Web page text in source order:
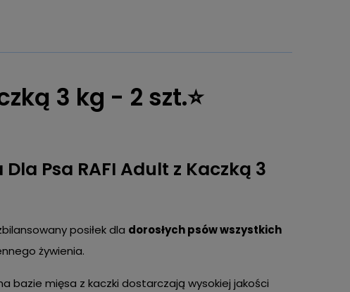
3 kg - 2 szt.⭐
Psa RAFI Adult z Kaczką 3
posiłek dla dorosłych psów wszystkich
żywienia.
bazie mięsa z kaczki dostarczają wysokiej jakości